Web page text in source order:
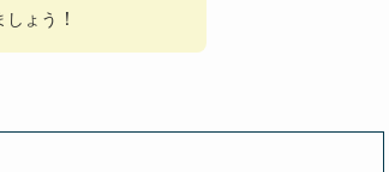
しょう
！